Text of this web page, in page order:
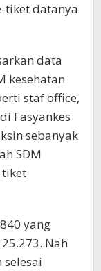
tiket datanya
data
kesehatan
staf office,
Fasyankes
sebanyak
SDM
tiket
yang
Nah